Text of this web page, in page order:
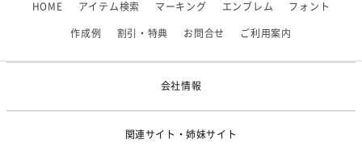
2026/06/09
【アシックス】一部商品「生地の在庫限り」廃盤のお知らせ
HOME アイテム検索 マーキング エンブレム フォント
作成例 割引・特典 お問合せ ご利用案内
会社情報
関連サイト・姉妹サイト